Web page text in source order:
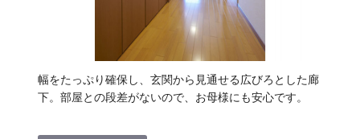
幅をたっぷり確保し、玄関から見通せる広びろとした廊
下。部屋との段差がないので、お母様にも安心です。